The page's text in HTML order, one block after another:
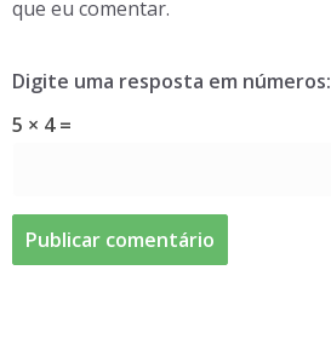
que eu comentar.
Digite uma resposta em números:
5 × 4 =